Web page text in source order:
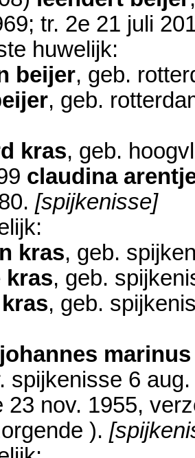
; tr. 2e 21 juli
huwelijk:
beijer, geb.
, geb.
kras, geb.
claudina
. [spijkenisse]
kras, geb.
kras, geb.
, geb.
spijkenisse 6
23 nov. 1955,
).